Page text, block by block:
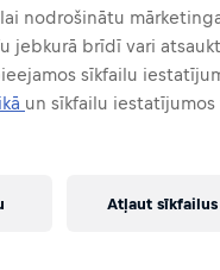
nodrošinātu
jebkurā brīdī vari atsaukt
sīkfailu
un sīkfailu iestatījumos
Atļaut sīkfailus